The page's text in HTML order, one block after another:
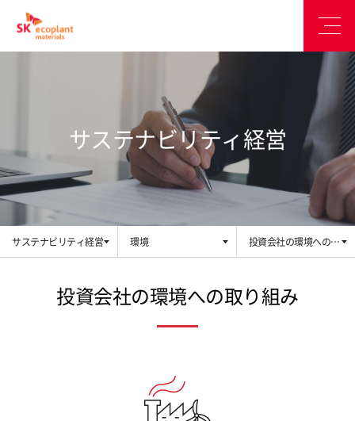
サステナビリティ経営
サステナビリティ経営 環境 投資会社の環境への取
投資会社の環境への取り組み